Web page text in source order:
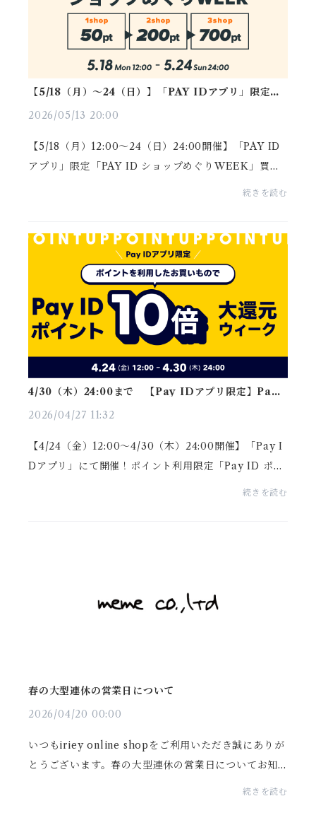
【5/18（月）～24（日）】「PAY IDアプリ」限定
2026/05/13 20:00
【5/18（月）12:00～24（日）24:00開催】「PAY ID
アプリ」限定「PAY ID ショップめぐりWEEK」買い
回りで、「PAY ID ポイント」最大700ptがもらえる！
続きを読む
4/30（木）24:00まで 【Pay IDアプリ限定】Pay
2026/04/27 11:32
【4/24（金）12:00〜4/30（木）24:00開催】「Pay I
Dアプリ」にて開催！ポイント利用限定「Pay ID ポイ
ント10倍大還元ウィーク（上限：1,000ポイント）202
続きを読む
春の大型連休の営業日について
2026/04/20 00:00
いつもiriey online shopをご利用いただき誠にありが
とうございます。春の大型連休の営業日についてお知
らせいたします。■発送について4月30日(木) 午前中ま
続きを読む